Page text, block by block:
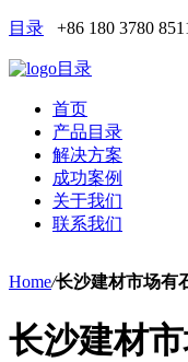
目录 +86 180 3780
目录
首页
产品目录
解决方案
成功案例
关于我们
联系我们
Home/长沙建材市场有
长沙建材